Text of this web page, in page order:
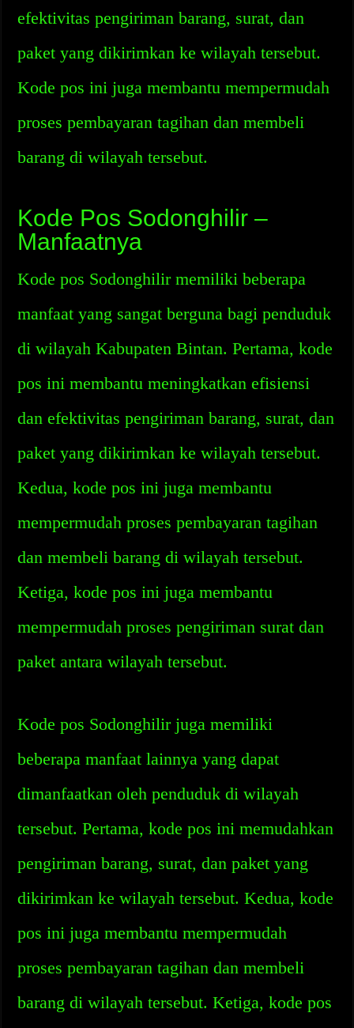
efektivitas pengiriman barang, surat, dan
paket yang dikirimkan ke wilayah tersebut.
Kode pos ini juga membantu mempermudah
proses pembayaran tagihan dan membeli
barang di wilayah tersebut.
Kode Pos Sodonghilir –
Manfaatnya
Kode pos Sodonghilir memiliki beberapa
manfaat yang sangat berguna bagi penduduk
di wilayah Kabupaten Bintan. Pertama, kode
pos ini membantu meningkatkan efisiensi
dan efektivitas pengiriman barang, surat, dan
paket yang dikirimkan ke wilayah tersebut.
Kedua, kode pos ini juga membantu
mempermudah proses pembayaran tagihan
dan membeli barang di wilayah tersebut.
Ketiga, kode pos ini juga membantu
mempermudah proses pengiriman surat dan
paket antara wilayah tersebut.
Kode pos Sodonghilir juga memiliki
beberapa manfaat lainnya yang dapat
dimanfaatkan oleh penduduk di wilayah
tersebut. Pertama, kode pos ini memudahkan
pengiriman barang, surat, dan paket yang
dikirimkan ke wilayah tersebut. Kedua, kode
pos ini juga membantu mempermudah
proses pembayaran tagihan dan membeli
barang di wilayah tersebut. Ketiga, kode pos